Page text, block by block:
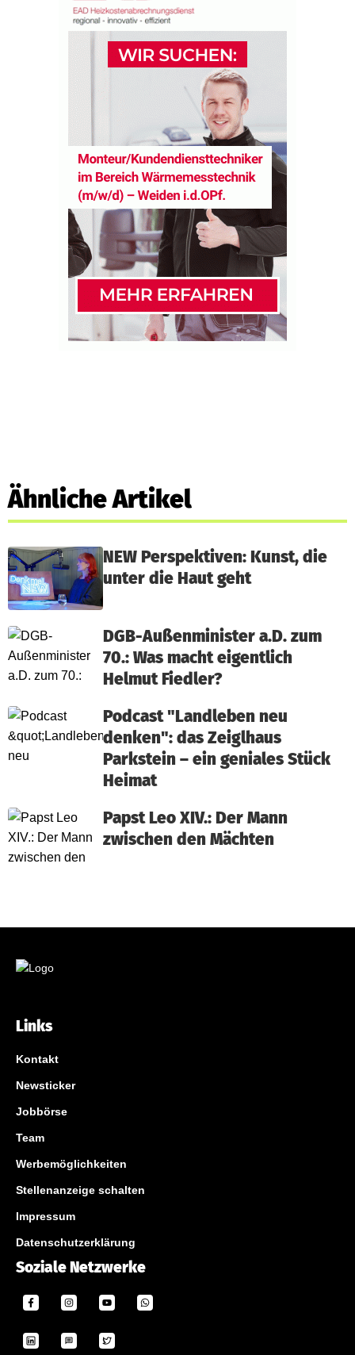
Ähnliche Artikel
NEW Perspektiven: Kunst, die
unter die Haut geht
DGB-Außenminister a.D. zum
70.: Was macht eigentlich
Helmut Fiedler?
Podcast "Landleben neu
denken": das Zeiglhaus
Parkstein – ein geniales Stück
Heimat
Papst Leo XIV.: Der Mann
zwischen den Mächten
Links
Kontakt
Newsticker
Jobbörse
Team
Werbemöglichkeiten
Stellenanzeige schalten
Impressum
Datenschutzerklärung
Soziale Netzwerke